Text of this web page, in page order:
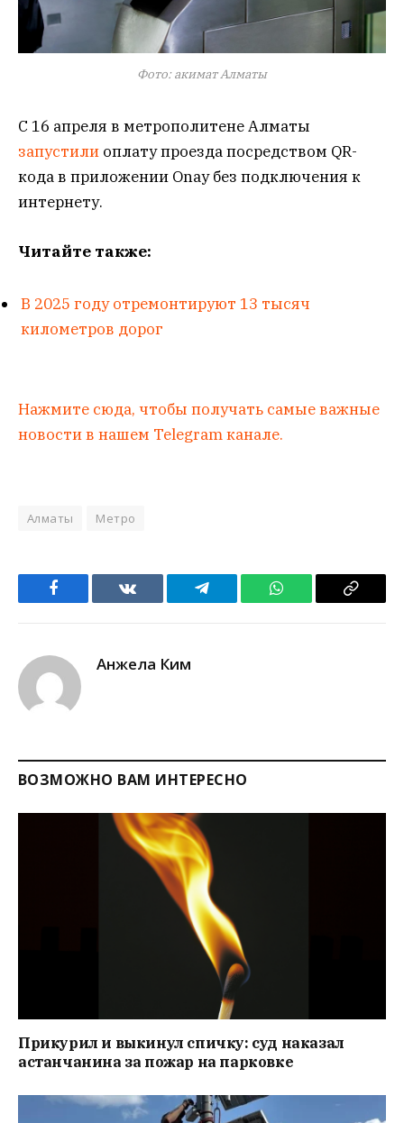
Фото: акимат Алматы
С 16 апреля в метрополитене Алматы
запустили оплату проезда посредством QR-
кода в приложении Onay без подключения к
интернету.
Читайте также:
В 2025 году отремонтируют 13 тысяч
километров дорог
Нажмите сюда, чтобы получать самые важные
новости в нашем Telegram канале.
Алматы Метро
Facebook VKontakteTelegram WhatsApp Copy
Анжела Ким
ВОЗМОЖНО ВАМ ИНТЕРЕСНО
Прикурил и выкинул спичку: суд наказал
астанчанина за пожар на парковке